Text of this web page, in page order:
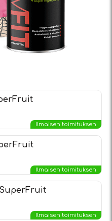
Ilmaisen toimituksen
Ilmaisen toimituksen
SuperFruit
Ilmaisen toimituksen